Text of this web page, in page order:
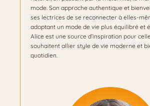
mode. Son approche authentique et
ses lectrices de se reconnecter à elles-
adoptant un mode de vie plus équilibré et
Alice est une source d’inspiration pour
souhaitent allier style de vie moderne et
quotidien.